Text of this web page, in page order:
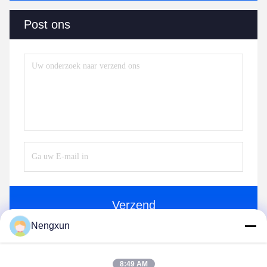
Post ons
Verzend
Nengxun
8:49 AM